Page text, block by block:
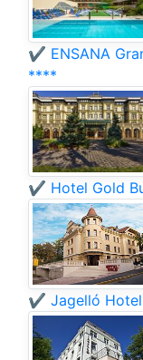
✔️ ENSANA
****
✔️ Hotel Gold
✔️ Jagelló